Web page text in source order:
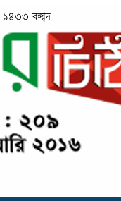
বঙ্গাব্দ